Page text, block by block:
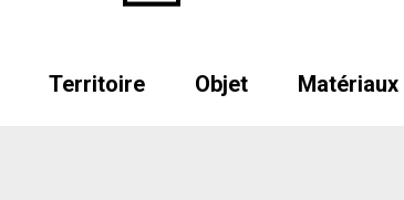
Territoire Objet Matériaux